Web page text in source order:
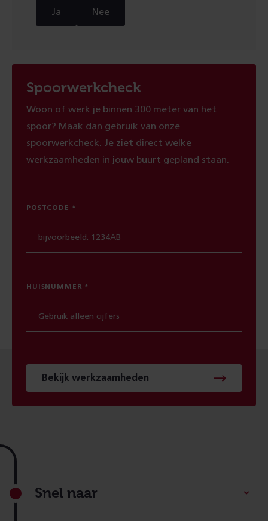
Ja Nee
Spoorwerkcheck
Woon of werk je binnen 300 meter van het
spoor? Maak dan gebruik van onze
spoorwerkcheck. Je ziet direct welke
werkzaamheden in jouw buurt gepland staan.
POSTCODE
HUISNUMMER
Bekijk werkzaamheden
Footer
Snel naar